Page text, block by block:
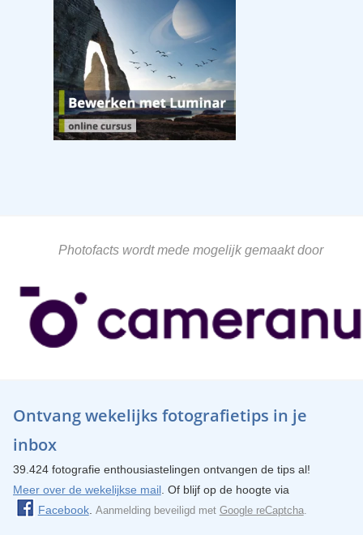
Photofacts wordt mede mogelijk gemaakt door
Ontvang wekelijks fotografietips in je
inbox
39.424 fotografie enthousiastelingen ontvangen de tips al!
Meer over de wekelijkse mail. Of blijf op de hoogte via
Facebook. Aanmelding beveiligd met Google reCaptcha.